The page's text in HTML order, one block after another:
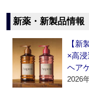
新薬・新製品情報
【新
×高
ヘア
2026